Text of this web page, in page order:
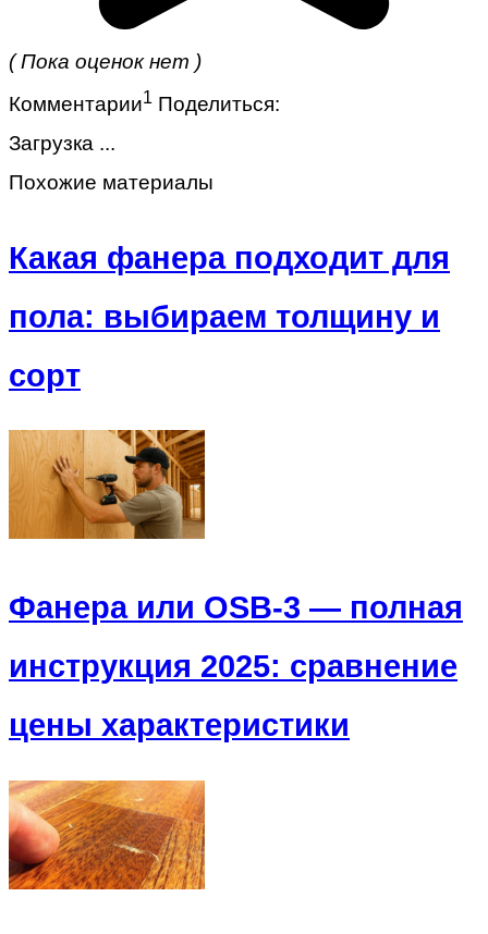
( Пока оценок нет )
Комментарии1 Поделиться:
Загрузка ...
Похожие материалы
Какая фанера подходит для
пола: выбираем толщину и
сорт
Фанера или OSB-3 — полная
инструкция 2025: сравнение
цены характеристики